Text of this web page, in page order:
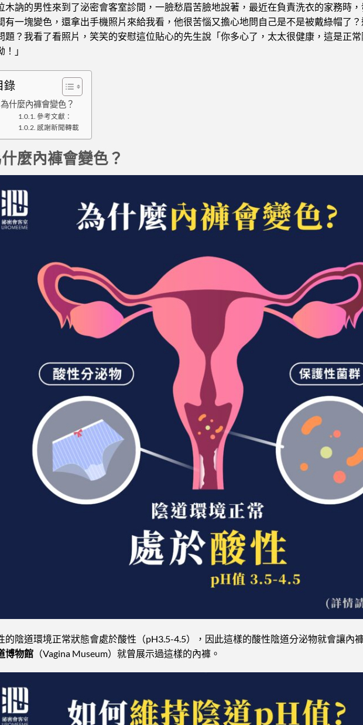
木訥的男性來到了泌密會客室診間，一臉愁眉苦臉地說著，最近在負責洗衣的家務時
有一塊變色，還拿出手機照片來給我看，他很苦惱又擔心地問自己是不是被戴綠帽了
題？我看了看照片，笑笑的安慰這位貼心的先生說「你多心了，太太很健康，這是正
！」
錄
為什麼內褲會變色？
參考文獻：
感謝新聞轉載
麼內褲會變色？
的陰道環境正常狀態會處於酸性（pH3.5-4.5），因此這樣的酸性陰道分泌物就會讓內
博物館（Vagina Museum）就曾展示過這樣的內褲。